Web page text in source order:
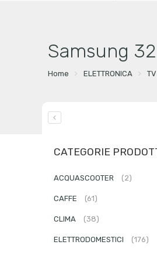
Samsung
Home ELETTRONICA
CATEGORIE
ACQUASCOOTER (2)
CAFFE (61)
CLIMA (38)
ELETTRODOMESTICI (176)